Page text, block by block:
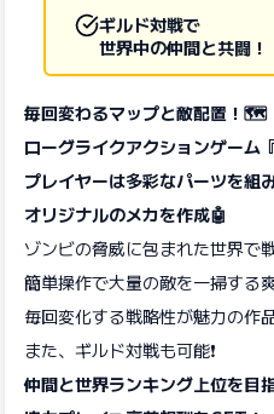
ギルド対戦で
世界中の仲間と共闘！
毎回変わるマップと敵配置！🗺️
ローグライクアクションゲーム
プレイヤーは多彩なパーツを組
オリジナルのメカを作成🤖
ゾンビの脅威に包まれた世界で
簡単操作で大量の敵を一掃する爽
毎回変化する戦略性が魅力の作
また、ギルド対戦も可能❗️
仲間と世界ランキング上位を目